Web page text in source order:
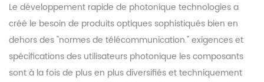
Le développement rapide de photonique technologies a
créé le besoin de produits optiques sophistiqués bien en
dehors des "normes de télécommunication." exigences et
spécifications des utilisateurs photonique les composants
sont à la fois de plus en plus diversifiés et techniquement